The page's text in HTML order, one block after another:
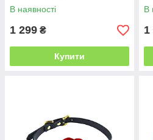
В наявності
1 299 ₴
Купити
В
1